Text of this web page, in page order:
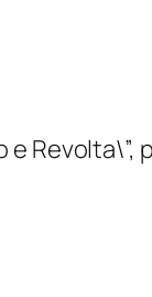
e Revolta\”,